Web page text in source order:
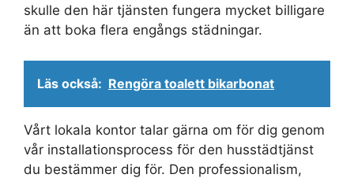
skulle den här tjänsten fungera mycket billigare
än att boka flera engångs städningar.
Läs också: Rengöra toalett bikarbonat
Vårt lokala kontor talar gärna om för dig genom
vår installationsprocess för den husstädtjänst
du bestämmer dig för. Den professionalism,